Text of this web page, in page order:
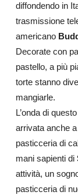
diffondendo in
trasmissione
americano
Decorate con
pastello, a più
torte stanno
mangiarle.
L’onda di
arrivata anche
pasticceria di
mani sapienti di
attività, un
pasticceria di